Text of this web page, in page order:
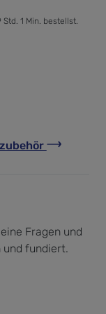
Std. 1 Min. bestellst.
Fragen und
und fundiert.